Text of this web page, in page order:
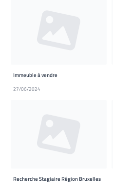
Immeuble à vendre
27/06/2024
Recherche Stagiaire Région Bruxelles